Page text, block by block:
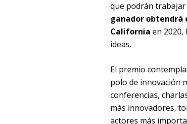
que podrán
ganador obtendrá
California en
ideas.
El premio
polo de innovación
conferencias,
más innovadores,
actores más